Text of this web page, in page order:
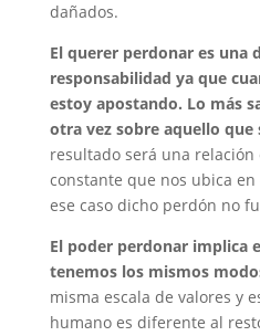
dañados.
El querer perdonar es una
responsabilidad ya que
estoy apostando. Lo más
otra vez sobre aquello que
resultado será una
constante que nos ubica
ese caso dicho perdón no
El poder perdonar implica
tenemos los mismos
misma escala de valores y
humano es diferente al